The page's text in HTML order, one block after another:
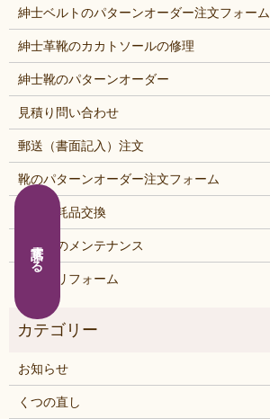
紳士ベルトのパターンオーダー注文フォーム
紳士革靴のカカトソールの修理
紳士靴のパターンオーダー
見積り問い合わせ
郵送（書面記入）注文
靴のパターンオーダー注文フォーム
靴の消耗品交換
鞄・靴のメンテナンス
鞄・靴リフォーム
お知らせ
くつの直し
電話する